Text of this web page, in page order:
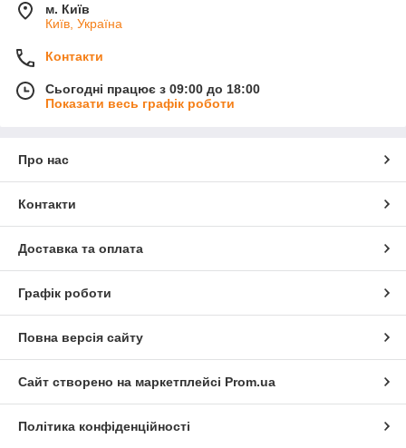
м. Київ
Київ, Україна
Контакти
Сьогодні працює з 09:00 до 18:00
Показати весь графік роботи
Про нас
Контакти
Доставка та оплата
Графік роботи
Повна версія сайту
Сайт створено на маркетплейсі Prom.ua
Політика конфіденційності